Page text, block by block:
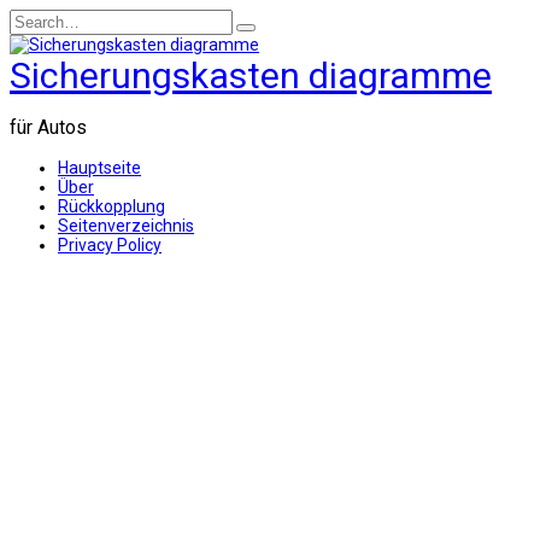
Skip
to
content
Search
for:
Sicherungskasten diagramme
für Autos
Hauptseite
Über
Rückkopplung
Seitenverzeichnis
Privacy Policy